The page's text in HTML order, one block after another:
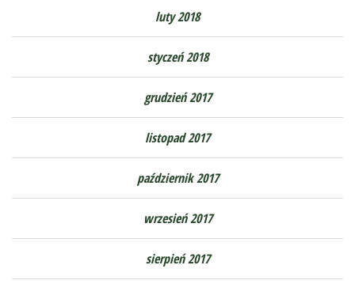
luty 2018
styczeń 2018
grudzień 2017
listopad 2017
październik 2017
wrzesień 2017
sierpień 2017